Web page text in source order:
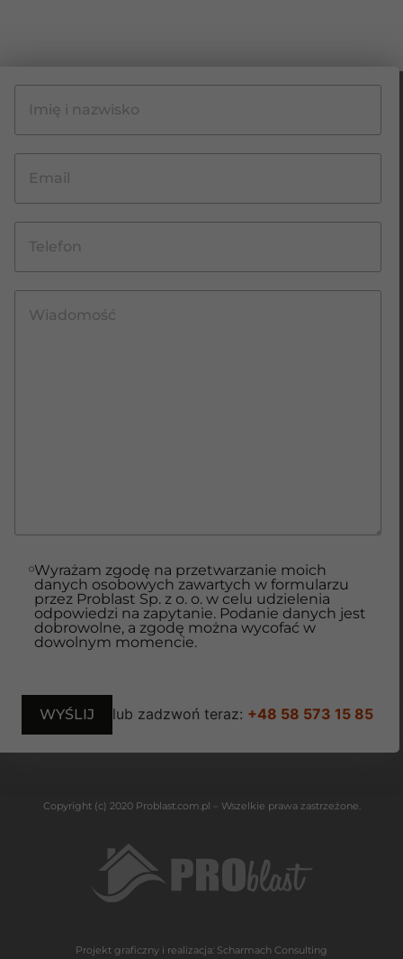
Wyrażam zgodę na przetwarzanie moich
danych osobowych zawartych w formularzu
przez Problast Sp. z o. o. w celu udzielenia
odpowiedzi na zapytanie. Podanie danych jest
dobrowolne, a zgodę można wycofać w
dowolnym momencie.
lub zadzwoń teraz: +48 58 573 15 85
Copyright (c) 2020 Problast.com.pl – Wszelkie prawa zastrzeżone.
Projekt graficzny i realizacja: Scharmach Consulting